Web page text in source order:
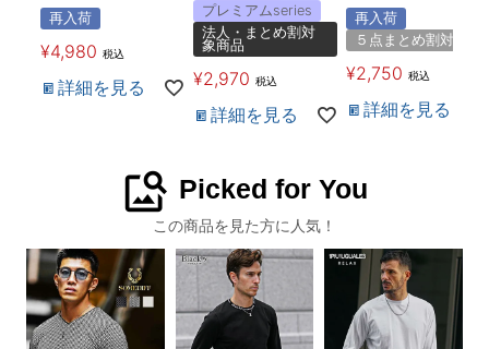
再入荷
¥4,980 税込
詳細を見る
プレミアムseries
法人・まとめ割対
象商品
¥2,970 税込
詳細を見る
再入荷
５点まとめ割対象
¥2,750 税込
詳細を見る
image_search Picked for You
この商品を見た方に人気！